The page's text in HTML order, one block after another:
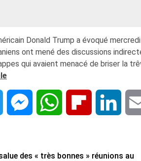
Donald Trump a évoqué
ont mené des discussions
qui avaient menacé de briser la
Twitter MessengerWhatsApp Flipboard
des « très bonnes » réunions au